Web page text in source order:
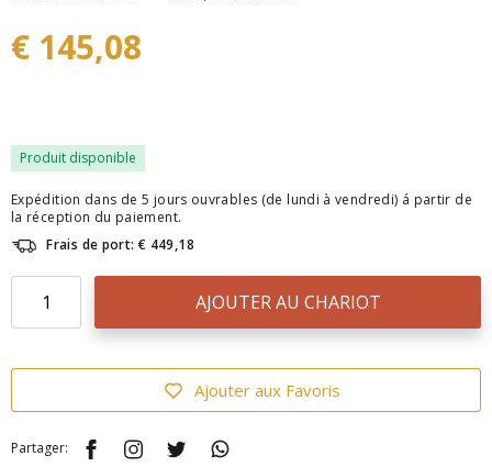
€ 145,08
Produit disponible
Expédition dans de 5 jours ouvrables (de lundi à vendredi) á partir de
la réception du paiement.
Frais de port: € 449,18
AJOUTER AU CHARIOT
Ajouter aux Favoris
Partager: